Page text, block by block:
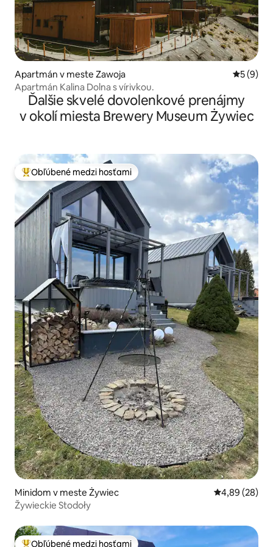
Apartmán v meste Zawoja
5 (9)
Apartmán Kalina Dolna s vírivkou.
Ďalšie skvelé dovolenkové prenájmy
v okolí miesta Brewery Museum Żywiec
Najobľúbenejšie medzi hosťami
Obľúbené medzi hosťami
Minidom v meste Żywiec Priemerné
4,89 (28)
Žywieckie Stodoły
Obľúbené medzi hosťami